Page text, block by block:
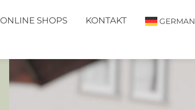
ONLINE SHOPS KONTAKT GERMAN